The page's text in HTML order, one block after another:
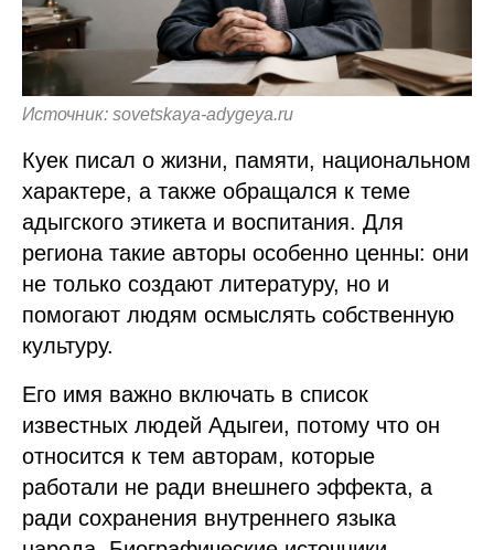
Источник: sovetskaya-adygeya.ru
Куек писал о жизни, памяти, национальном
характере, а также обращался к теме
адыгского этикета и воспитания. Для
региона такие авторы особенно ценны: они
не только создают литературу, но и
помогают людям осмыслять собственную
культуру.
Его имя важно включать в список
известных людей Адыгеи, потому что он
относится к тем авторам, которые
работали не ради внешнего эффекта, а
ради сохранения внутреннего языка